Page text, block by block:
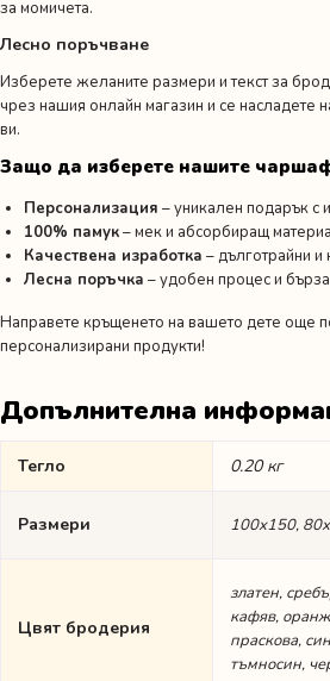
за момичета.
Лесно поръчване
Изберете желаните размери и текст за
чрез нашия онлайн магазин и се насладете
ви.
Защо да изберете нашите
Персонализация – уникален подарък с
100% памук– мек и абсорбиращ
Качествена изработка – дълготрайни
Лесна поръчка – удобен процес и
Направете кръщенето на вашето дете още
персонализирани продукти!
Допълнителна
Тегло 0.20 кг
Размери 100х150,
Цвят бродерия
златен,
кафяв,
праскова,
тъмносин,